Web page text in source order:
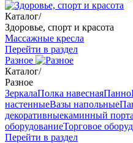
Каталог/
Здоровье, спорт и красота
Массажные кресла
Перейти в раздел
Разное
Каталог/
Разное
ЗеркалаПолка навеснаяПанно
настенныеВазы напольные
декоративныекаминный
оборудованиеТорговое
Перейти в раздел